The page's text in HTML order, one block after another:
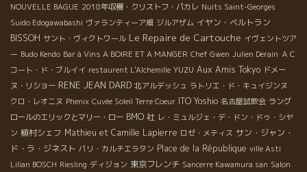
NOUVELLE BAGUE 2018年収穫・クリストフ・パカレ Nuits Saint-Georges
Suido Edogawabashi ヴァランティーア畑 ジルアザム イヤン・ベルトラン
BISSOH サント・ヴィクトワール Le Repaire de Cartouche イヴェントツア
ー Budo Kendo Bar à Vins A BOIRE ET A MANGER Chef Gwen Julien Derain ＡＣ
コート・ド・ブルイイ restaurent L'Alchemille YUZU Aux Amis Tokyo ドメー
ヌ・リショー RENE JEAN DARD 北アルデッシュ ラトリエ・ド・キュイジンヌ
クロ・レオニヌ Phenix Cuvée Soleil Terre Coeur ITO Yoshio 名古屋試飲会 ラング
ロールのエリックとマリー・ロー BMO 社 レ・ミュルジェ・デ・ドン・ドゥ・シヤ
ン 植村シェフ Mathieu et Camille Lapierre ロゼ・メティス サン・ジャン・
ド・ラ・ジネスト パリ・カルチエラタン Place de la République ville Asti
Lilian BOSCH Riesling ディジョン 東京フレンチ Sancerre Kawamura san Salon